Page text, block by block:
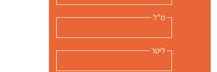
מ"ל
ליטר